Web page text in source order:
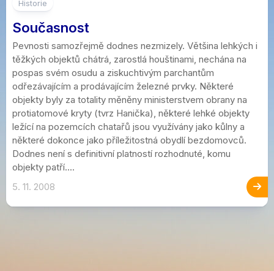
Historie
Současnost
Pevnosti samozřejmě dodnes nezmizely. Většina lehkých i
těžkých objektů chátrá, zarostlá houštinami, nechána na
pospas svém osudu a ziskuchtivým parchantům
odřezávajícím a prodávajícím železné prvky. Některé
objekty byly za totality měněny ministerstvem obrany na
protiatomové kryty (tvrz Hanička), některé lehké objekty
ležící na pozemcích chatařů jsou využívány jako kůlny a
některé dokonce jako příležitostná obydlí bezdomovců.
Dodnes není s definitivní platností rozhodnuté, komu
objekty patří....
5. 11. 2008